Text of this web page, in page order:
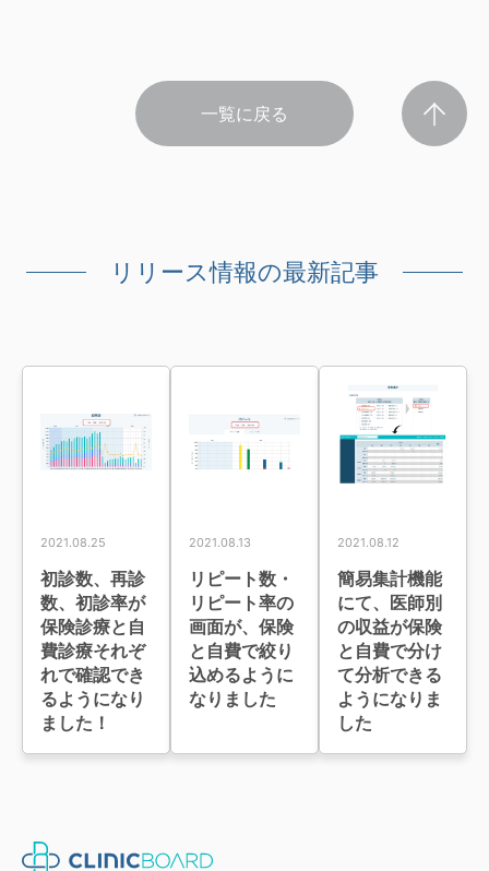
一覧に戻る
リリース情報の最新記事
2021.08.25
初診数、再診
数、初診率が
保険診療と自
費診療それぞ
れで確認でき
るようになり
ました！
2021.08.13
リピート数・
リピート率の
画面が、保険
と自費で絞り
込めるように
なりました
2021.08.12
簡易集計機能
にて、医師別
の収益が保険
と自費で分け
て分析できる
ようになりま
した